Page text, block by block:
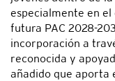
especialmente en
futura PAC 2028-
incorporación a
reconocida y
añadido que aporta